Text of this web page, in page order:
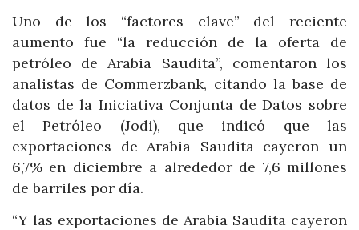
Uno de los “factores clave” del reciente
aumento fue “la reducción de la oferta de
petróleo de Arabia Saudita”, comentaron los
analistas de Commerzbank, citando la base de
datos de la Iniciativa Conjunta de Datos sobre
el Petróleo (Jodi), que indicó que las
exportaciones de Arabia Saudita cayeron un
6,7% en diciembre a alrededor de 7,6 millones
de barriles por día.
“Y las exportaciones de Arabia Saudita cayeron